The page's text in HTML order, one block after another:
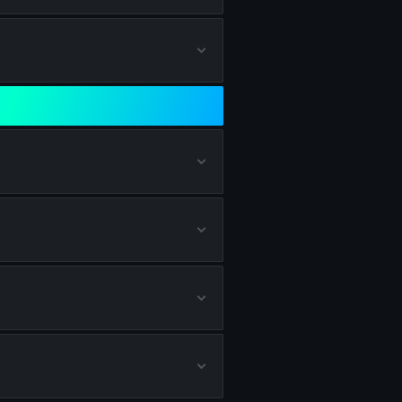
de MK.78
de VS RECON
de RAZOR 9MM
de DS20 MIRAGE
de DRAVEC 45